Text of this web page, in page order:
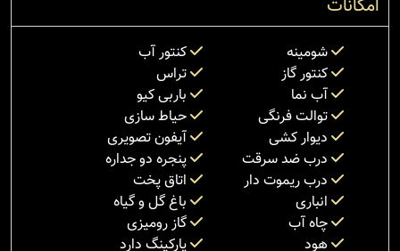
امکانات
شومینه
کنتور آب
کنتور گاز
تراس
آب نما
باربی کیو
توالت فرنگی
حیاط سازی
دیوار کشی
آیفون تصویری
درب ضد سرقت
پنجره دو جداره
درب ریموت دار
اتاق پخت
انباری
باغ گل و گیاه
چاه آب
گاز رومیزی
هود
پارکینگ دارد